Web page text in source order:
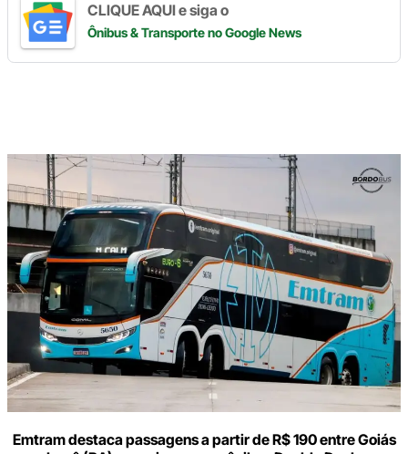
CLIQUE AQUI e siga o
Ônibus & Transporteno Google News
Emtram destaca passagens a partir de R$ 190 entre Goiás
Digite
aqui
o
seu
e-
mail